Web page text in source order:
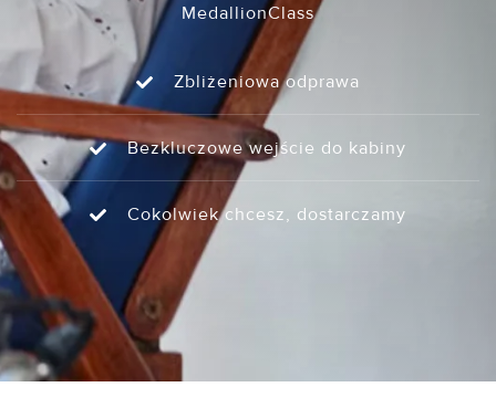
MedallionClass
Zbliżeniowa odprawa
Bezkluczowe wejście do kabiny
Cokolwiek chcesz, dostarczamy